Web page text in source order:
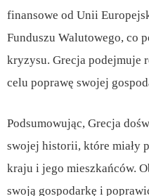
finansowe od Unii
Funduszu Walutowego, co
kryzysu. Grecja podejmuje
celu poprawę swojej
Podsumowując, Grecja
swojej historii, które miały
kraju i jego mieszkańców.
swoją gospodarkę i